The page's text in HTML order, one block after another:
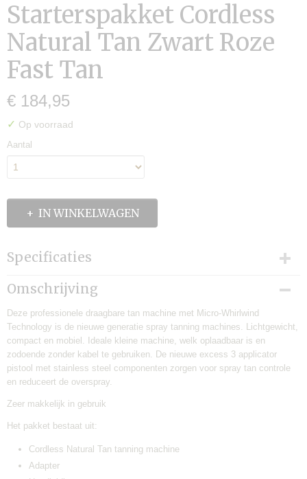
Starterspakket Cordless
Natural Tan Zwart Roze
Fast Tan
€ 184,95
✓ Op voorraad
Aantal
IN WINKELWAGEN
Specificaties
EAN code
7421128418028
Omschrijving
Deze professionele draagbare tan machine met Micro-Whirlwind
Technology is de nieuwe generatie spray tanning machines. Lichtgewicht,
compact en mobiel. Ideale kleine machine, welk oplaadbaar is en
zodoende zonder kabel te gebruiken. De nieuwe excess 3 applicator
pistool met stainless steel componenten zorgen voor spray tan controle
en reduceert de overspray.
Zeer makkelijk in gebruik
Het pakket bestaat uit:
Cordless Natural Tan tanning machine
Adapter